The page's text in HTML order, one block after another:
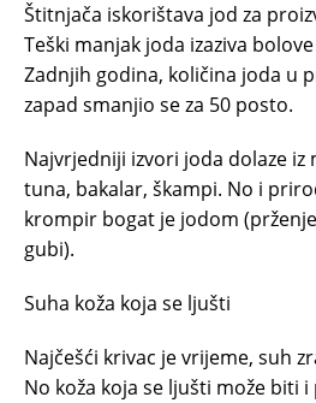
Štitnjača iskorištava jod za
Teški manjak joda izaziva
Zadnjih godina, količina joda u
zapad smanjio se za 50 posto.
Najvrjedniji izvori joda dolaze iz
tuna, bakalar, škampi. No i
krompir bogat je jodom
gubi).
Suha koža koja se ljušti
Najčešći krivac je vrijeme, suh
No koža koja se ljušti može biti